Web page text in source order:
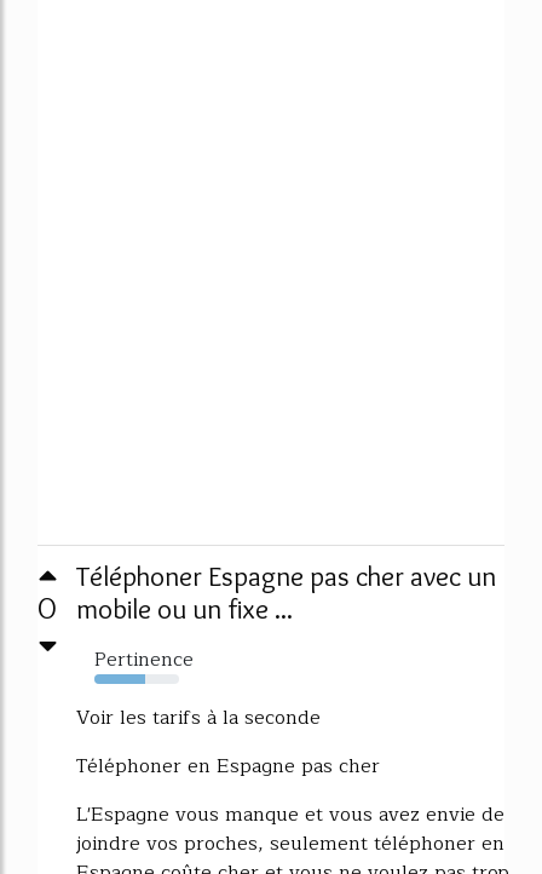
0
Téléphoner Espagne pas cher avec un
mobile ou un fixe ...
Pertinence
60%
Voir les tarifs à la seconde
Téléphoner en Espagne pas cher
L'Espagne vous manque et vous avez envie de
joindre vos proches, seulement téléphoner en